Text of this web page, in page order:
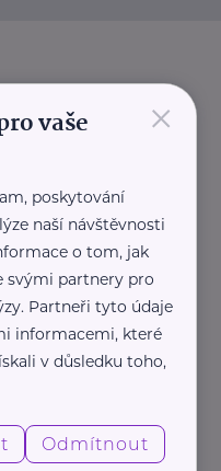
×
vaše
poskytování
naší návštěvnosti
o tom, jak
svými partnery pro
Partneři tyto údaje
informacemi, které
v důsledku toho,
Odmítnout